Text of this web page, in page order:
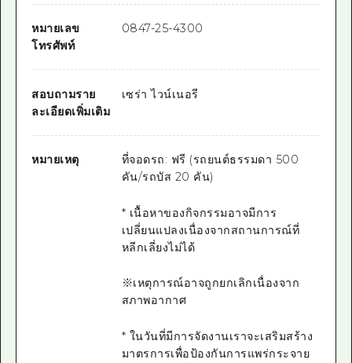
หมายเลข
โทรศัพท์
0847-25-4300
สอบถามราย
ละเอียดเพิ่มเติม
เซร่า ไวน์เนอรี
หมายเหตุ
ที่จอดรถ: ฟรี (รถยนต์ธรรมดา 500
คัน/รถบัส 20 คัน)
* เนื้อหาของกิจกรรมอาจมีการ
เปลี่ยนแปลงเนื่องจากสถานการณ์ที่
หลีกเลี่ยงไม่ได้
※เหตุการณ์อาจถูกยกเลิกเนื่องจาก
สภาพอากาศ
* ในวันที่มีการจัดงานเราจะเสริมสร้าง
มาตรการเพื่อป้องกันการแพร่กระจาย